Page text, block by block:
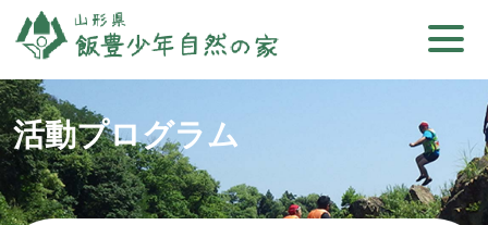
活動プログラム